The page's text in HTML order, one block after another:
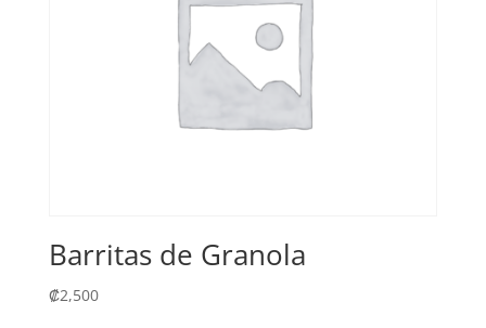
Barritas de Granola
₡2,500